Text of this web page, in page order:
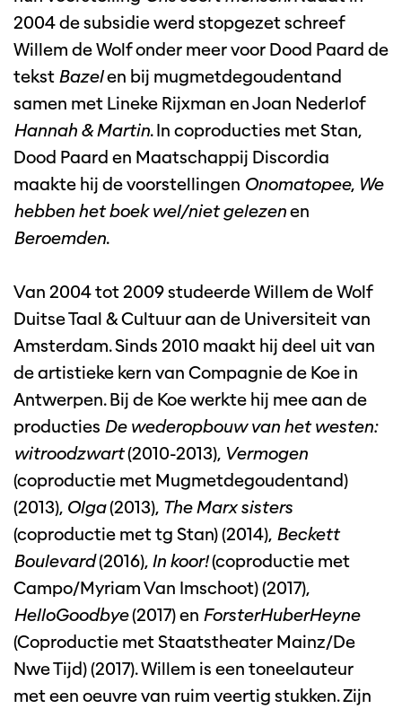
2004 de subsidie werd stopgezet schreef
Willem de Wolf onder meer voor Dood Paard de
tekst Bazelen bij mugmetdegoudentand
samen met Lineke Rijxman en Joan Nederlof
Hannah & Martin. In coproducties met Stan,
Dood Paard en Maatschappij Discordia
maakte hij de voorstellingen Onomatopee, We
hebben het boek wel/niet gelezenen
Beroemden.
Van 2004 tot 2009 studeerde Willem de Wolf
Duitse Taal & Cultuur aan de Universiteit van
Amsterdam. Sinds 2010 maakt hij deel uit van
de artistieke kern van Compagnie de Koe in
Antwerpen. Bij de Koe werkte hij mee aan de
producties De wederopbouw van het westen:
witroodzwart(2010-2013), Vermogen
(coproductie met Mugmetdegoudentand)
(2013), Olga(2013), The Marx sisters
(coproductie met tg Stan) (2014), Beckett
Boulevard(2016), In koor!(coproductie met
Campo/Myriam Van Imschoot) (2017),
HelloGoodbye(2017) en ForsterHuberHeyne
(Coproductie met Staatstheater Mainz/De
Nwe Tijd) (2017). Willem is een toneelauteur
met een oeuvre van ruim veertig stukken. Zijn